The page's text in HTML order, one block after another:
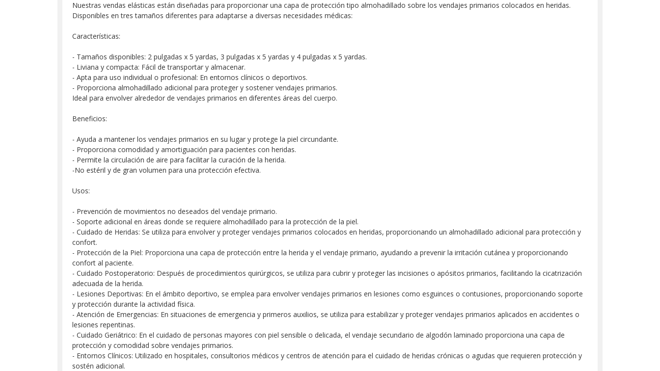
Nuestras vendas elásticas están diseñadas para proporcionar una capa de protección tipo almohadillado sobre los vendajes primarios colocados en heridas.
Disponibles en tres tamaños diferentes para adaptarse a diversas necesidades médicas:
Características:
- Tamaños disponibles: 2 pulgadas x 5 yardas, 3 pulgadas x 5 yardas y 4 pulgadas x 5 yardas.
- Liviana y compacta: Fácil de transportar y almacenar.
- Apta para uso individual o profesional: En entornos clínicos o deportivos.
- Proporciona almohadillado adicional para proteger y sostener vendajes primarios.
Ideal para envolver alrededor de vendajes primarios en diferentes áreas del cuerpo.
Beneficios:
- Ayuda a mantener los vendajes primarios en su lugar y protege la piel circundante.
- Proporciona comodidad y amortiguación para pacientes con heridas.
- Permite la circulación de aire para facilitar la curación de la herida.
-No estéril y de gran volumen para una protección efectiva.
Usos:
- Prevención de movimientos no deseados del vendaje primario.
- Soporte adicional en áreas donde se requiere almohadillado para la protección de la piel.
- Cuidado de Heridas: Se utiliza para envolver y proteger vendajes primarios colocados en heridas, proporcionando un almohadillado adicional para protección y
confort.
- Protección de la Piel: Proporciona una capa de protección entre la herida y el vendaje primario, ayudando a prevenir la irritación cutánea y proporcionando
confort al paciente.
- Cuidado Postoperatorio: Después de procedimientos quirúrgicos, se utiliza para cubrir y proteger las incisiones o apósitos primarios, facilitando la cicatrización
adecuada de la herida.
- Lesiones Deportivas: En el ámbito deportivo, se emplea para envolver vendajes primarios en lesiones como esguinces o contusiones, proporcionando soporte
y protección durante la actividad física.
- Atención de Emergencias: En situaciones de emergencia y primeros auxilios, se utiliza para estabilizar y proteger vendajes primarios aplicados en accidentes o
lesiones repentinas.
- Cuidado Geriátrico: En el cuidado de personas mayores con piel sensible o delicada, el vendaje secundario de algodón laminado proporciona una capa de
protección y comodidad sobre vendajes primarios.
- Entornos Clínicos: Utilizado en hospitales, consultorios médicos y centros de atención para el cuidado de heridas crónicas o agudas que requieren protección y
sostén adicional.